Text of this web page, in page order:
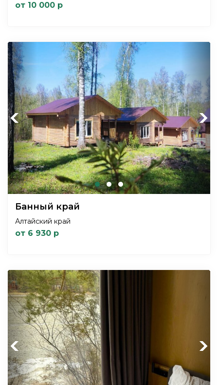
от 10 000 р
Previous Next
Банный край
Алтайский край
от 6 930 р
Previous Next